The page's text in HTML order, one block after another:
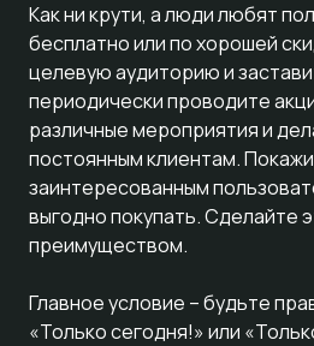
Как ни крути, а люди любят
бесплатно или по хорошей
целевую аудиторию и
периодически проводите
различные мероприятия и
постоянным клиентам.
заинтересованным
выгодно покупать. Сделайте
преимуществом.
Главное условие – будьте
«Только сегодня!» или